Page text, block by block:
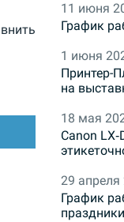
11 июня
График
1 июня
Принтер-
на
18 мая
Canon
29 апреля
График
праздники